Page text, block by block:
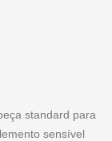
standard para
sensível